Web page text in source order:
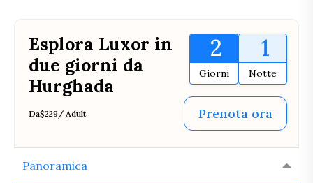
Esplora Luxor in
due giorni da
Hurghada
2
Giorni
1
Notte
Da$229 / Adult Prenota ora
Panoramica